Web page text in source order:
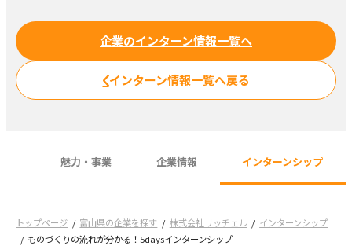
企業のインターン情報一覧へ
インターン情報一覧へ戻る
魅力・事業 企業情報 インターンシップ
トップページ 富山県の企業を探す 株式会社リッチェル
インターンシップ
ものづくりの流れが分かる！5daysインターンシップ